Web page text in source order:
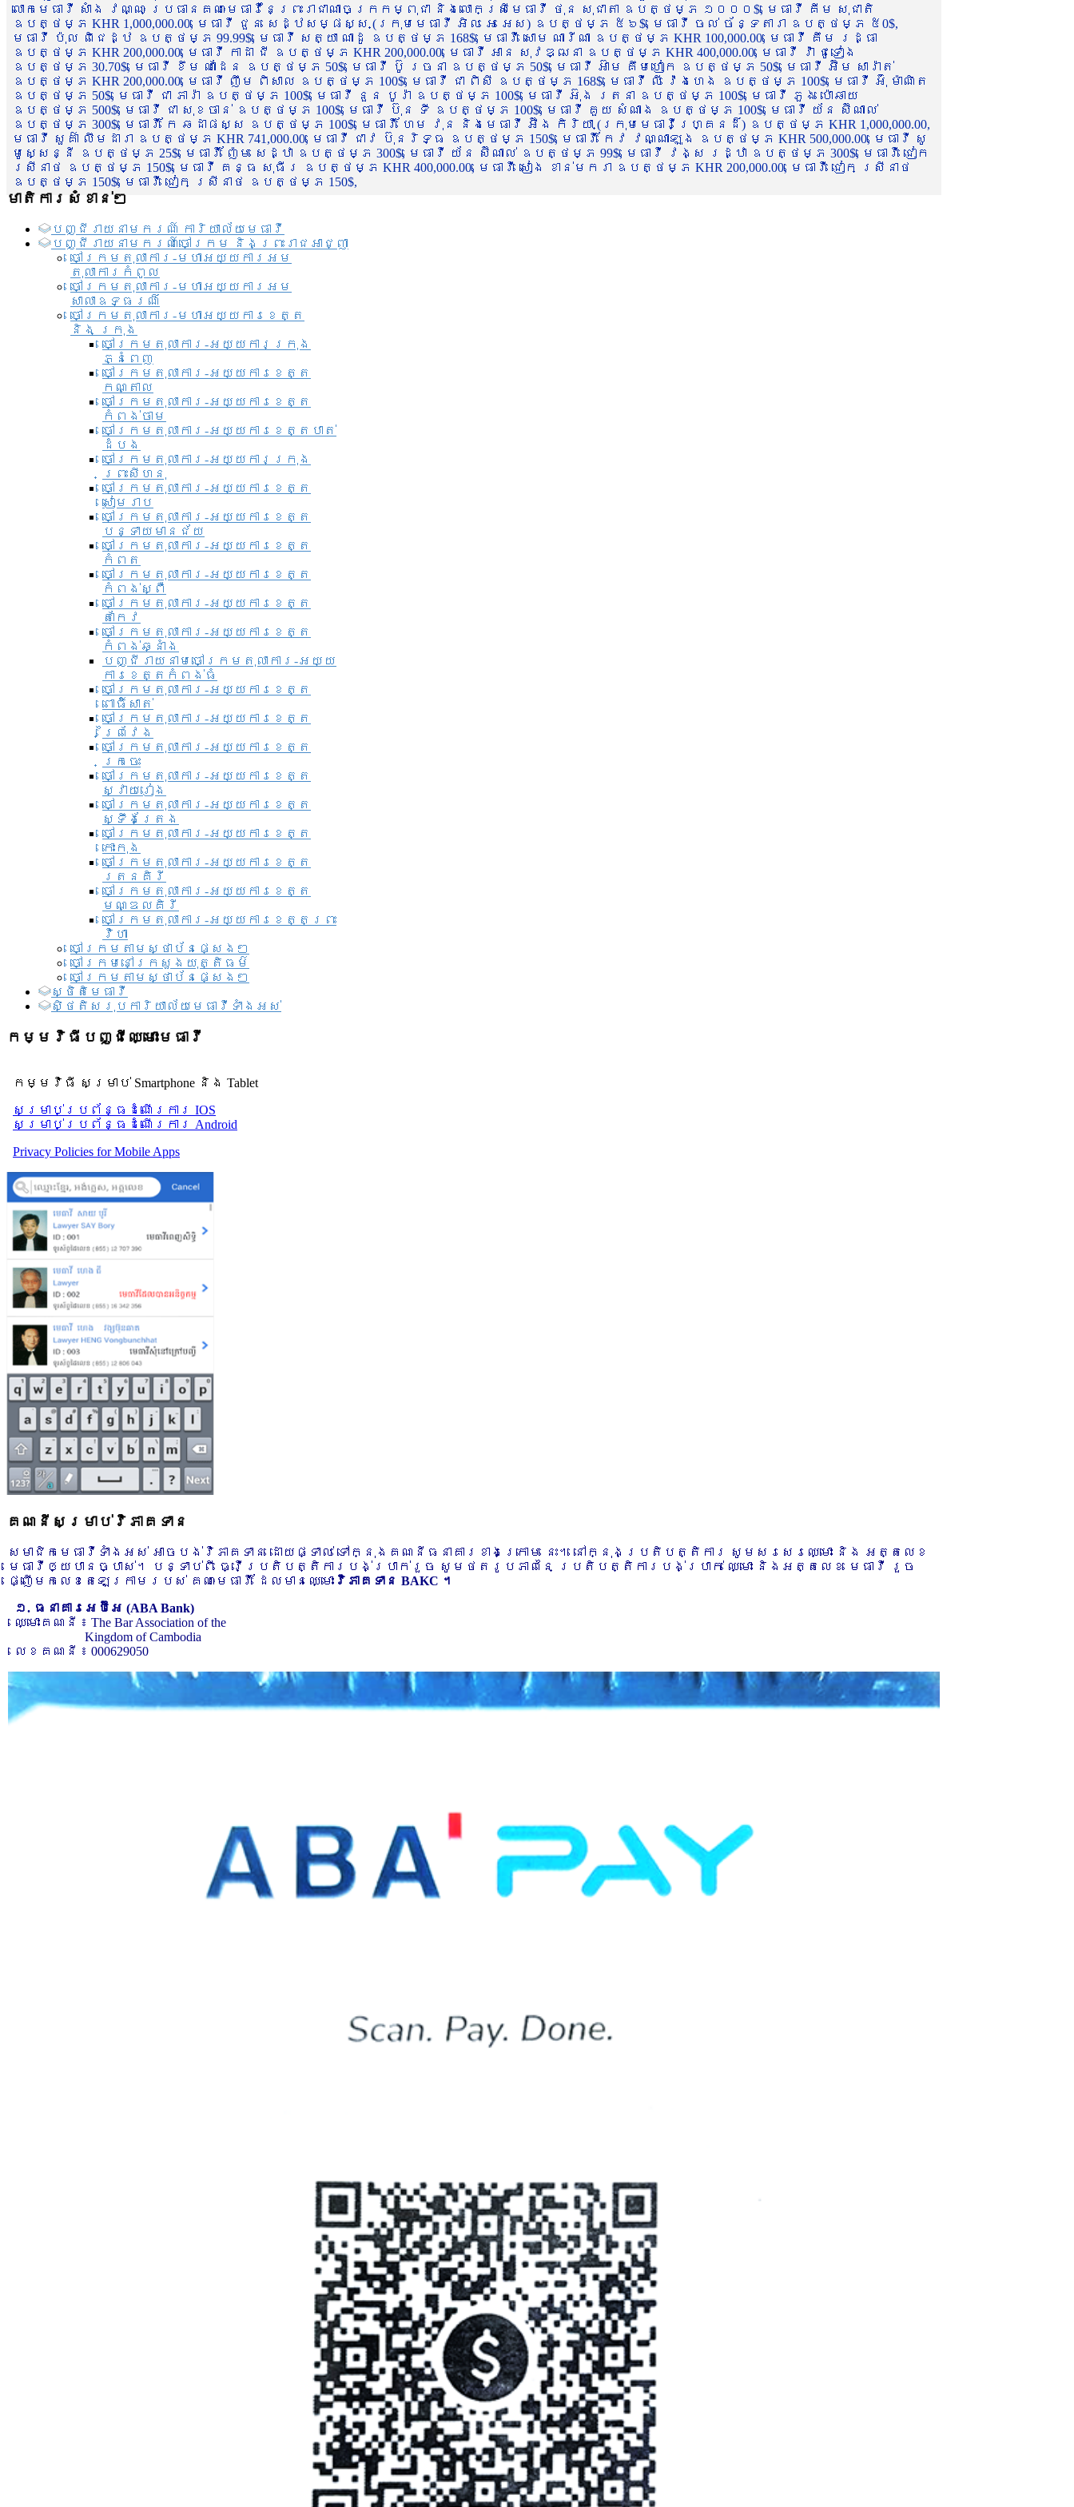
លោកមេធាវី សាំង វណ្ណៈ ប្រធានគណៈមេធាវីនៃព្រះរាជាណាចក្រកម្ពុជា និងលោកស្រីមេធាវី ថុន សុជាតា ឧបត្ថម្ភ ១០០០$, មេធាវី គីម សុជាតិ
ឧបត្ថម្ភ KHR 1,000,000.00, មេធាវី ជួន សេដ្ឋសម្ផស្ស (ក្រុមមេធាវី អិល អេ អេស) ឧបត្ថម្ភ ៥៦$, មេធាវី ចល់ ច័ន្ទតារា ឧបត្ថម្ភ ៥0$,
មេធាវី ប៉ុល ពិជេដ្ឋ ឧបត្ថម្ភ 99.99$, មេធាវី សត្យា ណាដូ ឧបត្ថម្ភ 168$, មេធាវី សោម ណារីណា ឧបត្ថម្ភ KHR 100,000.00, មេធាវី គឹម រដ្ធា
ឧបត្ថម្ភ KHR 200,000.00, មេធាវី កាដា ជី ឧបត្ថម្ភ KHR 200,000.00, មេធាវី អាន សុវឌ្ឍនា ឧបត្ថម្ភ KHR 400,000.00, មេធាវី វ៉ា ជូទៀង
ឧបត្ថម្ភ 30.70$, មេធាវី ខឹម ណាដែន ឧបត្ថម្ភ 50$, មេធាវី ប៊ូ រចនា ឧបត្ថម្ភ 50$, មេធាវី អ៊ាម គឹមហៀក ឧបត្ថម្ភ 50$, មេធាវី អ៊ឹម សារ៉ាត់
ឧបត្ថម្ភ KHR 200,000.00, មេធាវី ញឹម ពិសាល ឧបត្ថម្ភ 100$, មេធាវី ជា ពិសី ឧបត្ថម្ភ 168$, មេធាវី លី វ៉េងហេង ឧបត្ថម្ភ 100$, មេធាវី អ៊ុំ ម៉ាណិត
ឧបត្ថម្ភ 50$, មេធាវី ជា ភារ៉ា ឧបត្ថម្ភ 100$, មេធាវី នួន បូរ៉ា ឧបត្ថម្ភ 100$, មេធាវី អ៊ុង រតនា ឧបត្ថម្ភ 100$, មេធាវី ភួង ប៉ោឆាយ
ឧបត្ថម្ភ 500$, មេធាវី ជា សុខចាន់ ឧបត្ថម្ភ 100$, មេធាវី ប៊ុន ទី ឧបត្ថម្ភ 100$, មេធាវី គួយ សំណាង ឧបត្ថម្ភ 100$, មេធាវី យ័ន ស៊ីណាល់
ឧបត្ថម្ភ 300$, មេធាវី កែ ឆដាផស្ស ឧបត្ថម្ភ 100$, មេធាវី ហែម វុន និងមេធាវី អ៊ឹង កិរិយា (ក្រុមមេធាវីហ្គ្រេនដ៏) ឧបត្ថម្ភ KHR 1,000,000.00,
មេធាវី សួគ៌ា លឹមដារា ឧបត្ថម្ភ KHR 741,000.00, មេធាវី ជាវ ប៊ុនរិទ្ធ ឧបត្ថម្ភ 150$, មេធាវី កែវ វណ្ណាឡុង ឧបត្ថម្ភ KHR 500,000.00, មេធាវី សូ
មូសេ្សន្នី ឧបត្ថម្ភ 25$, មេធាវី ញ៉ែម សេដ្ឋា ឧបត្ថម្ភ 300$, មេធាវី យ័ន ស៊ីណាល់ ឧបត្ថម្ភ 99$, មេធាវី វង្ស រដ្ឋា ឧបត្ថម្ភ 300$, មេធាវី ជៀក
ស្រីនាថ ឧបត្ថម្ភ 150$, មេធាវី គន្ធ សុធីរ ឧបត្ថម្ភ KHR 400,000.00, មេធាវី សៀង ខាន់មករា ឧបត្ថម្ភ KHR 200,000.00, មេធាវី ជៀក ស្រីនាថ
ឧបត្ថម្ភ 150$, មេធាវី ជៀក ស្រីនាថ ឧបត្ថម្ភ 150$,
មាតិការសំខាន់ៗ
បញ្ជី​រាយ​នាមករណ៍ ការិយាល័យ​មេធាវី​
បញ្ជី​រាយ​នាមករណ៍​ចៅក្រម និងព្រះរាជអាជ្ញា
ចៅក្រមតុលាការ-មហាអយ្យការអម
តុលាការកំពូល
ចៅក្រមតុលាការ-មហាអយ្យការអម
សាលាឧទ្ធរណ៏
ចៅក្រមតុលាការ-មហាអយ្យការខេត្ត
និង ក្រុង
ចៅក្រមតុលាការ-អយ្យការក្រុង
ភ្នំពេញ
ចៅក្រមតុលាការ-អយ្យការខេត្ត
កណ្តាល
ចៅក្រមតុលាការ-អយ្យការខេត្ត
កំពង់ចាម
ចៅក្រមតុលាការ-អយ្យការខេត្តបាត់
ដំបង
ចៅក្រមតុលាការ-អយ្យការ​ក្រុង
ព្រះសីហនុ
ចៅក្រមតុលាការ-អយ្យការខេត្ត
សៀមរាប
ចៅក្រមតុលាការ-អយ្យការខេត្ត
បន្ទាយមានជ័យ
ចៅក្រមតុលាការ-អយ្យការខេត្ត
កំពត
ចៅក្រមតុលាការ-អយ្យការខេត្ត
កំពង់ស្ពឺ
ចៅក្រមតុលាការ-អយ្យការខេត្ត
តាកែវ
ចៅក្រមតុលាការ-អយ្យការខេត្ត
កំពង់ឆ្នាំង
បញ្ជីរាយនាមចៅក្រមតុលាការ-អយ្យ
ការខេត្តកំពង់ធំ
ចៅក្រមតុលាការ-អយ្យការខេត្ត
ពោធិ៍សាត់
ចៅក្រមតុលាការ-អយ្យការខេត្ត
ព្រៃវែង
ចៅក្រមតុលាការ-អយ្យការខេត្ត
ក្រចេះ
ចៅក្រមតុលាការ-អយ្យការខេត្ត
ស្វាយរៀង
ចៅក្រមតុលាការ-អយ្យការខេត្ត
ស្ទឹងត្រែង
ចៅក្រមតុលាការ-អយ្យការខេត្ត
កោះកុង
ចៅក្រមតុលាការ-អយ្យការខេត្ត
រតនគិរី
ចៅក្រមតុលាការ-អយ្យការខេត្ត
មណ្ឌលគិរី
ចៅក្រមតុលាការ-អយ្យការខេត្តព្រះ
វិហា
ចៅក្រមតាមស្ថាប័នផ្សេងៗ
ចៅក្រមនៅក្រសួងយុត្តិធម៌
ចៅក្រមតាមស្ថាប័នផ្សេងៗ
ស្ថិតិមេធាវី
សិ្ថតិសរុបការិយាល័យមេធាវីទាំងអស់​
កម្មវិធីបញ្ជីឈ្មោះមេធាវី
កម្មវិធី សម្រាប់ Smartphone និង Tablet
សម្រាប់​ប្រព័ន្ធដំណើរការ IOS
សម្រាប់​ប្រព័ន្ធដំណើរការ Android
Privacy Policies for Mobile Apps
គណនីសម្រាប់វិភាគទាន
សមាជិកមេធាវីទាំងអស់ អាចបង់វិភាគទាន ដោយផ្ទាល់ ទៅក្នុងគណនីធនាគារខាងក្រោម នេះ។ នៅក្នុងប្រតិបត្តិការ សូមសរសេរឈ្មោះ និង អត្តលេខ
មេធាវីឲ្យបានច្បាស់។ បន្ទាប់ពី ធ្វើប្រតិបត្តិការបង់ប្រាក់រួច សូមថតរូបភាពនៃ ប្រតិបត្តិការបង់ប្រាក់ ឈ្មោះ និងអត្តលេខ មេធាវី រួច
ផ្ញើមកលេខតេឡេក្រាមរបស់ គណៈមេធាវី ដែលមានឈ្មោះ វិភាគទាន BAKC ។
១. ធនាគារអេប៊ីអេ (ABA Bank)
ឈ្មោះគណនី ៖ The Bar Association of the
Kingdom of Cambodia
លេខគណនី ៖ 000629050